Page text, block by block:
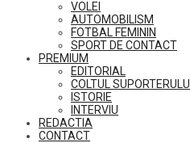
VOLEI
AUTOMOBILISM
FOTBAL FEMININ
SPORT DE CONTACT
PREMIUM
EDITORIAL
COLTUL SUPORTERULUI
ISTORIE
INTERVIU
REDACTIA
CONTACT